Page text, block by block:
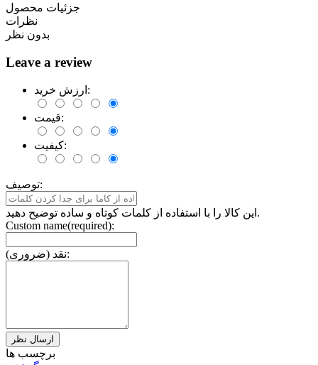
جزئیات محصول
نظرات
بدون نظر
Leave a review
ارزش خرید:
قیمت:
کیفیت:
توصیف:
این کالا را با استفاده از کلمات کوتاه و ساده توضیح دهید.
Custom name(required):
نقد (ضروری):
برچسب ها